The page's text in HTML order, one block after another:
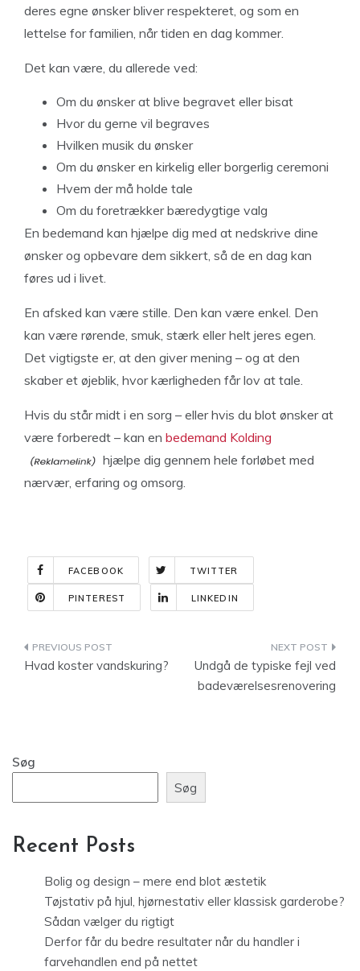
deres egne ønsker bliver respekteret, og som en
lettelse for familien, når tiden en dag kommer.
Det kan være, du allerede ved:
Om du ønsker at blive begravet eller bisat
Hvor du gerne vil begraves
Hvilken musik du ønsker
Om du ønsker en kirkelig eller borgerlig ceremoni
Hvem der må holde tale
Om du foretrækker bæredygtige valg
En bedemand kan hjælpe dig med at nedskrive dine
ønsker og opbevare dem sikkert, så de en dag kan
føres ud i livet.
En afsked kan være stille. Den kan være enkel. Den
kan være rørende, smuk, stærk eller helt jeres egen.
Det vigtigste er, at den giver mening – og at den
skaber et øjeblik, hvor kærligheden får lov at tale.
Hvis du står midt i en sorg – eller hvis du blot ønsker at
være forberedt – kan en bedemand Kolding
hjælpe dig gennem hele forløbet med
nærvær, erfaring og omsorg.
FACEBOOK TWITTER
PINTEREST LINKEDIN
Indlægsnavigation
Hvad koster vandskuring?
Undgå de typiske fejl ved
badeværelsesrenovering
Søg
Søg
Recent Posts
Bolig og design – mere end blot æstetik
Tøjstativ på hjul, hjørnestativ eller klassisk garderobe?
Sådan vælger du rigtigt
Derfor får du bedre resultater når du handler i
farvehandlen end på nettet